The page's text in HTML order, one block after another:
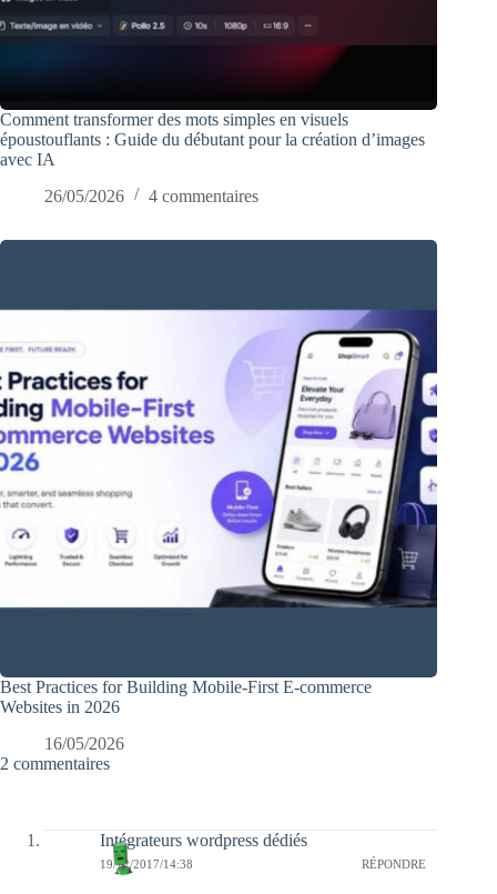
Comment transformer des mots simples en visuels
époustouflants : Guide du débutant pour la création d’images
avec IA
26/05/2026
4 commentaires
Best Practices for Building Mobile-First E-commerce
Websites in 2026
16/05/2026
2 commentaires
Intégrateurs wordpress dédiés
19/12/2017/14:38 RÉPONDRE